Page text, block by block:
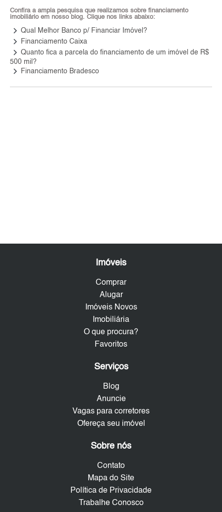
Confira a ampla pesquisa que realizamos sobre financiamento
imobiliário em nosso blog. Clique nos links abaixo:
keyboard_arrow_right Qual Melhor Banco p/ Financiar Imóvel?
keyboard_arrow_right Financiamento Caixa
keyboard_arrow_right Quanto fica a parcela do financiamento de um imóvel de R$
500 mil?
keyboard_arrow_right Financiamento Bradesco
Imóveis
Comprar
Alugar
Imóveis Novos
Imobiliária
O que procura?
Favoritos
Serviços
Blog
Anuncie
Vagas para corretores
Ofereça seu imóvel
Sobre nós
Contato
Mapa do Site
Política de Privacidade
Trabalhe Conosco